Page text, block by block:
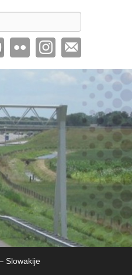
Slowakije